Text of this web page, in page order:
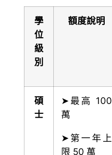
學
位
級
別
額度說明
碩
士
➤最高 100
萬
➤第一年上
限 50 萬